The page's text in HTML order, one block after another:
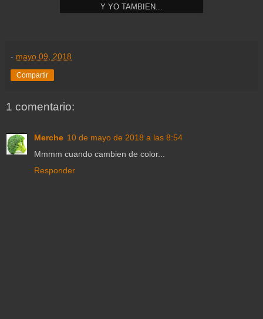
Y YO TAMBIEN...
- mayo 09, 2018
Compartir
1 comentario:
Merche 10 de mayo de 2018 a las 8:54
Mmmm cuando cambien de color...
Responder